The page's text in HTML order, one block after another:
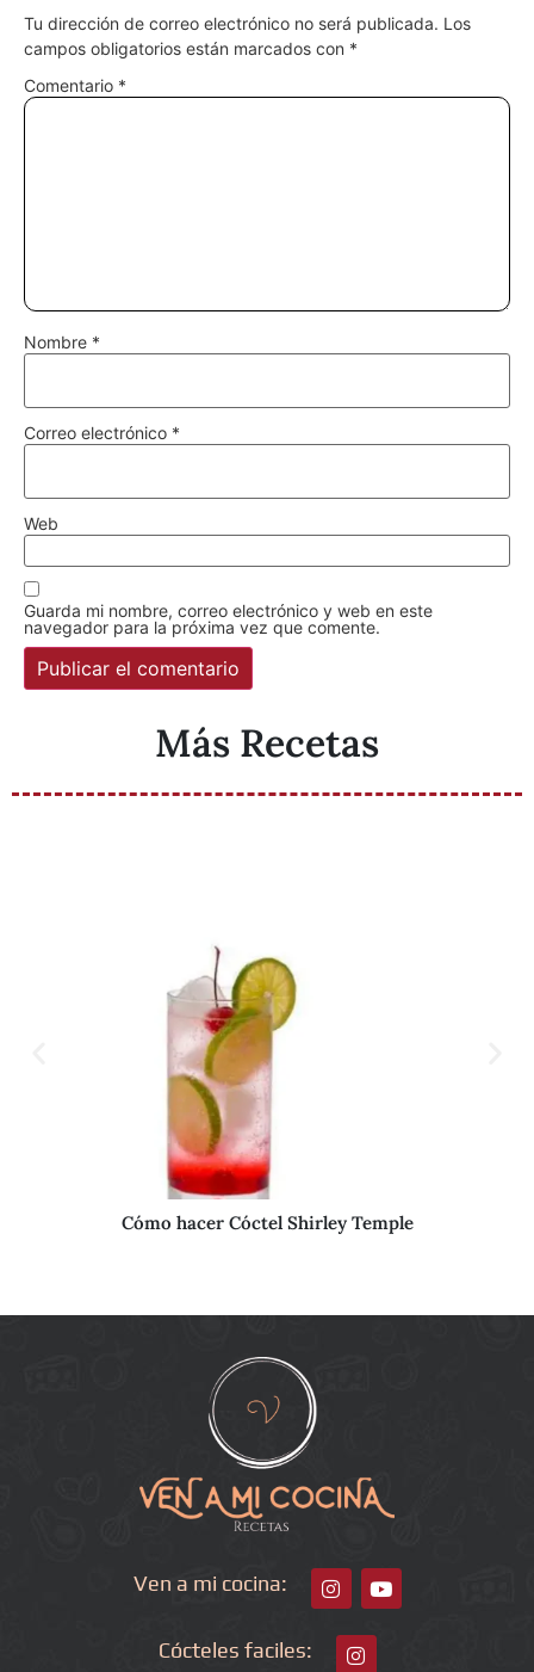
Tu dirección de correo electrónico no será publicada. Los
campos obligatorios están marcados con *
Comentario *
Nombre *
Correo electrónico *
Web
Guarda mi nombre, correo electrónico y web en este
navegador para la próxima vez que comente.
Más Recetas
Cómo hacer Cóctel Shirley Temple
Ven a mi cocina:
Cócteles faciles: